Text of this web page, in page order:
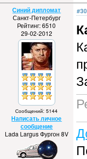
Синий дипломат
Санкт-Петербург
Рейтинг: 6510
29-02-2012
Сообщений: 5144
Написать личное
сообщение
Lada Largus Фургон 8V
#30